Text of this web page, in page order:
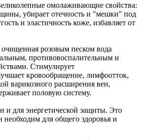
омолаживающие свойства:
убирает отечность и "мешки" под
и эластичность коже, избавляет от
розовым песком вода
противовоспалительным и
Стимулирует
кровообращение, лимфоотток,
варикозного расширения вен,
половую систему.
и для энергетической защиты. Это
для общего здоровья и